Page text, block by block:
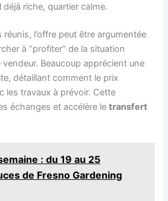
riche, quartier calme.
l’offre peut être argumentée
à “profiter” de la situation
Beaucoup apprécient une
détaillant comment le prix
les travaux à prévoir. Cette
échanges et accélère letransfert
: du 19 au 25
de Fresno Gardening